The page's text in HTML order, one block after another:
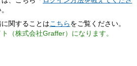
関することはこちらをご覧ください。
（株式会社Graffer）になります。